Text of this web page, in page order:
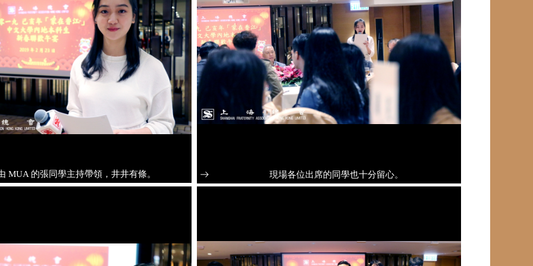
MUA 的張同學主持帶領，井井有條。 現場各位出席的同學也十分留心。